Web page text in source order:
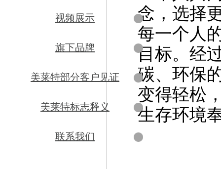
视频展示
旗下品牌
美莱特部分客户见证
美莱特标志释义
联系我们
念，选择
每一个人
目标。经
碳、环保
变得轻松
生存环境